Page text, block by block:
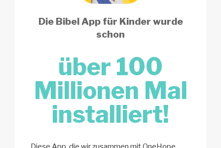
Die Bibel App für Kinder wurde
schon
über 100
Millionen Mal
installiert!